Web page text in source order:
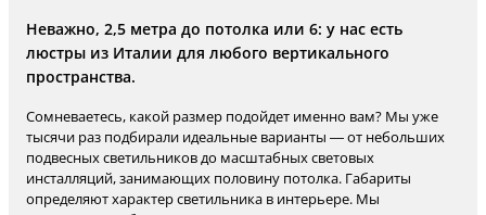
Неважно, 2,5 метра до потолка или 6: у нас есть
люстры из Италии для любого вертикального
пространства.
Сомневаетесь, какой размер подойдет именно вам? Мы уже
тысячи раз подбирали идеальные варианты — от небольших
подвесных светильников до масштабных световых
инсталляций, занимающих половину потолка. Габариты
определяют характер светильника в интерьере. Мы